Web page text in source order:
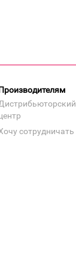
сотрудничать